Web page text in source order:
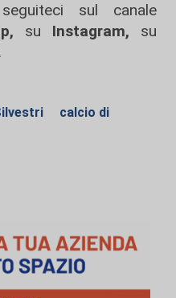
sul canale
su Instagram, su
.
calcio di